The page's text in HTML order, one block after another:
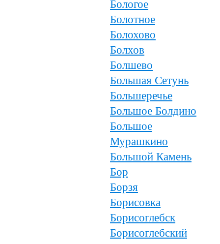
Бологое
Болотное
Болохово
Болхов
Болшево
Большая Сетунь
Большеречье
Большое Болдино
Большое
Мурашкино
Большой Камень
Бор
Борзя
Борисовка
Борисоглебск
Борисоглебский